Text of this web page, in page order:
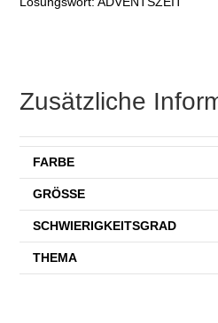
Zusätzliche
FARBE
GRÖSSE
SCHWIERIGKEITSGRAD
THEMA